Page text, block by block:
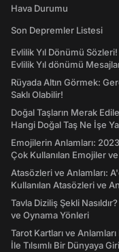
Hava Durumu
Son Depremler Listesi
Evlilik Yıl Dönümü
Evlilik Yıl dönümü
Rüyada Altın Görmek:
Saklı Olabilir!
Doğal Taşların Merak
Hangi Doğal Taş Ne İşe
Emojilerin Anlamları:
Çok Kullanılan Emojiler
Atasözleri ve Anlamları:
Kullanılan Atasözleri ve
Tavla Diziliş Şekli
ve Oynama Yönleri
Tarot Kartları ve
İle Tılsımlı Bir Dünyaya